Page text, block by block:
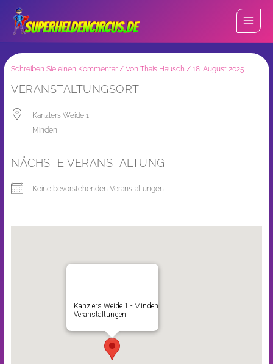
Inhalt
springen
Schreiben Sie einen Kommentar / VonThais Hausch/18. August 2025
VERANSTALTUNGSORT
Kanzlers Weide 1
Minden
NÄCHSTE VERANSTALTUNG
Keine bevorstehenden Veranstaltungen
Kanzlers Weide 1 - Minden
Veranstaltungen